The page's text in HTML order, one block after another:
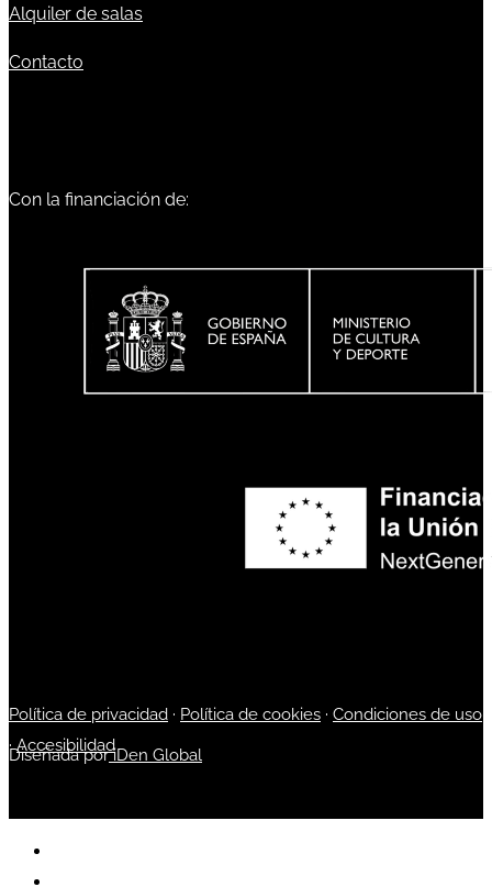
Alquiler de salas
Contacto
Con la financiación de:
Política de privacidad · Política de cookies · Condiciones de uso
·Accesibilidad
Diseñada poriDen Global